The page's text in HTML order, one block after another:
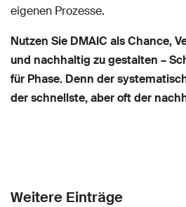
eigenen Prozesse.
Nutzen Sie DMAIC als Chance,
und nachhaltig zu gestalten –
für Phase. Denn der
der schnellste, aber oft der
Weitere Einträge